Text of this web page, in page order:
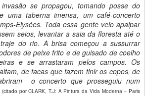
se propagou, tomando posse do
uma taberna imensa, um café-concerto
Elysées. Toda essa gente veio apalpar
seios, levantar a saia da floresta até o
do rio. A brisa começou a sussurrar
de peixe frito e de guisado de coelho
e se arrastaram pelos campos. Os
de facas que fazem tinir os copos, de
o concerto que prosseguiu num
(citado por CLARK, T.J: A Pintura da Vida Moderna – Paris